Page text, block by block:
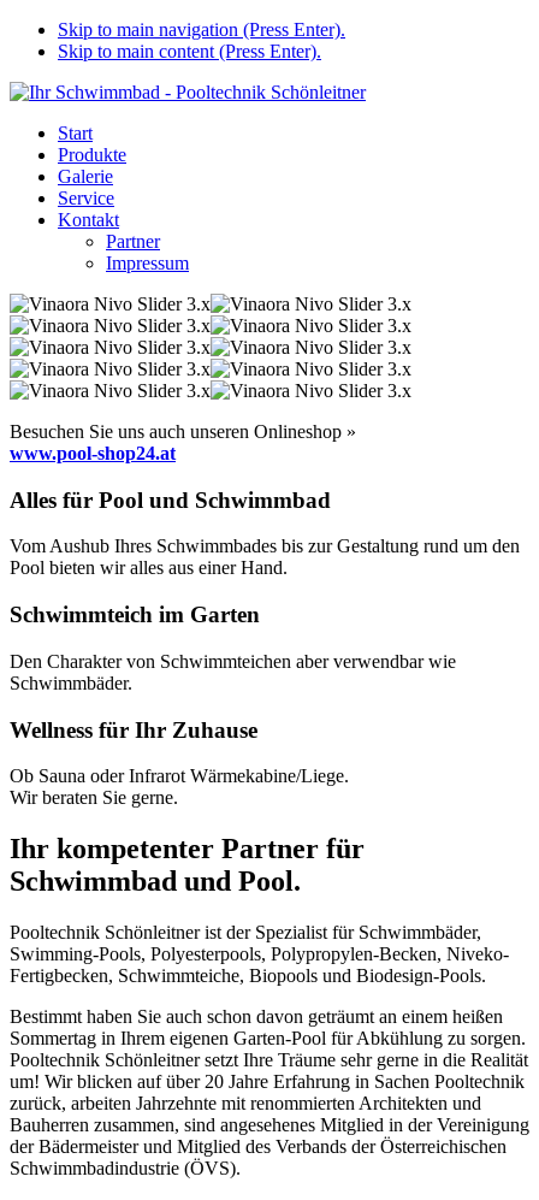
Skip to main navigation (Press Enter).
Skip to main content (Press Enter).
Start
Produkte
Galerie
Service
Kontakt
Partner
Impressum
Besuchen Sie uns auch unseren Onlineshop »
www.pool-shop24.at
Alles für Pool und Schwimmbad
Vom Aushub Ihres Schwimmbades bis zur Gestaltung rund um den
Pool bieten wir alles aus einer Hand.
Schwimmteich im Garten
Den Charakter von Schwimmteichen aber verwendbar wie
Schwimmbäder.
Wellness für Ihr Zuhause
Ob Sauna oder Infrarot Wärmekabine/Liege.
Wir beraten Sie gerne.
Ihr kompetenter Partner für
Schwimmbad und Pool.
Pooltechnik Schönleitner ist der Spezialist für Schwimmbäder,
Swimming-Pools, Polyesterpools, Polypropylen-Becken, Niveko-
Fertigbecken, Schwimmteiche, Biopools und Biodesign-Pools.
Bestimmt haben Sie auch schon davon geträumt an einem heißen
Sommertag in Ihrem eigenen Garten-Pool für Abkühlung zu sorgen.
Pooltechnik Schönleitner setzt Ihre Träume sehr gerne in die Realität
um! Wir blicken auf über 20 Jahre Erfahrung in Sachen Pooltechnik
zurück, arbeiten Jahrzehnte mit renommierten Architekten und
Bauherren zusammen, sind angesehenes Mitglied in der Vereinigung
der Bädermeister und Mitglied des Verbands der Österreichischen
Schwimmbadindustrie (ÖVS).